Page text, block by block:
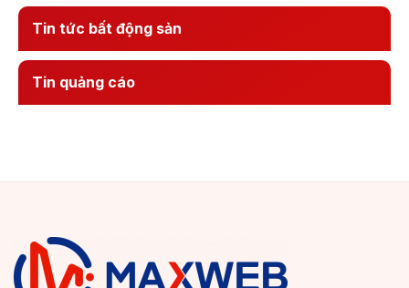
Tin tức bất động sản
Tin quảng cáo